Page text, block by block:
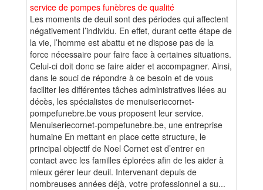
service de pompes funèbres de qualité
Les moments de deuil sont des périodes qui affectent
négativement l’individu. En effet, durant cette étape de
la vie, l’homme est abattu et ne dispose pas de la
force nécessaire pour faire face à certaines situations.
Celui-ci doit donc se faire aider et accompagner. Ainsi,
dans le souci de répondre à ce besoin et de vous
faciliter les différentes tâches administratives liées au
décès, les spécialistes de menuiseriecornet-
pompefunebre.be vous proposent leur service.
Menuiseriecornet-pompefunebre.be, une entreprise
humaine En mettant en place cette structure, le
principal objectif de Noel Cornet est d’entrer en
contact avec les familles éplorées afin de les aider à
mieux gérer leur deuil. Intervenant depuis de
nombreuses années déjà, votre professionnel a su...